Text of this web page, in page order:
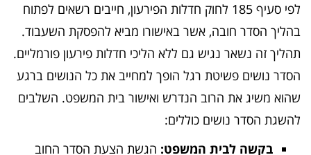
לפי סעיף 185 לחוק חדלות הפירעון, חייבים רשאים לפתוח
בהליך הסדר חובה, אשר באישורו מביא להפסקת השעבוד.
תהליך זה נשאר נגיש גם ללא הליכי חדלות פירעון פורמליים.
הסדר נושים פשיטת רגל הופך למחייב את כל הנושים ברגע
שהוא משיג את הרוב הנדרש ואישור בית המשפט. השלבים
להשגת הסדר נושים כוללים:
בקשה לבית המשפט: הגשת הצעת הסדר החוב